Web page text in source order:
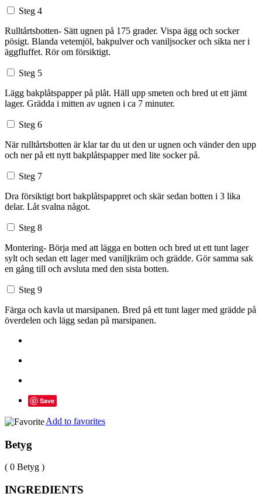
Steg 4
Rulltårtsbotten- Sätt ugnen på 175 grader. Vispa ägg och socker
pösigt. Blanda vetemjöl, bakpulver och vaniljsocker och sikta ner i
äggfluffet. Rör om försiktigt.
Steg 5
Lägg bakplåtspapper på plåt. Häll upp smeten och bred ut ett jämt
lager. Grädda i mitten av ugnen i ca 7 minuter.
Steg 6
När rulltårtsbotten är klar tar du ut den ur ugnen och vänder den upp
och ner på ett nytt bakplåtspapper med lite socker på.
Steg 7
Dra försiktigt bort bakplåtspappret och skär sedan botten i 3 lika
delar. Låt svalna något.
Steg 8
Montering- Börja med att lägga en botten och bred ut ett tunt lager
sylt och sedan ett lager med vaniljkräm och grädde. Gör samma sak
en gång till och avsluta med den sista botten.
Steg 9
Färga och kavla ut marsipanen. Bred på ett tunt lager med grädde på
överdelen och lägg sedan på marsipanen.
Save
Add to favorites
Betyg
( 0 Betyg )
INGREDIENTS